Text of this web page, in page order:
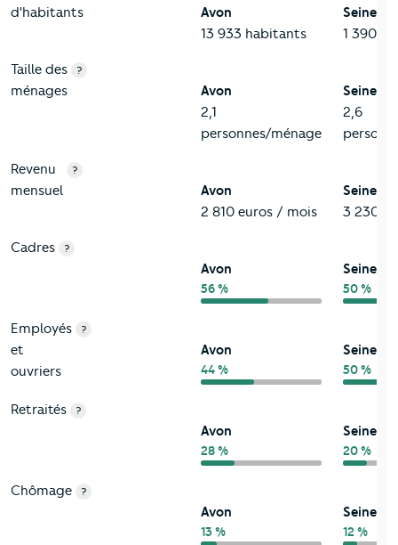
d'habitants
Avon
13 933 habitants
Seine-
1 390
Taille des
ménages
?
Avon
2,1
personnes/ménage
Seine-
2,6
Revenu
mensuel
?
Avon
2 810 euros / mois
Seine-
3 230
Cadres ?
Avon
56 %
Seine-
50 %
Employés
et
ouvriers
?
Avon
44 %
Seine-
50 %
Retraités ?
Avon
28 %
Seine-
20 %
Chômage ?
Avon
13 %
Seine-
12 %